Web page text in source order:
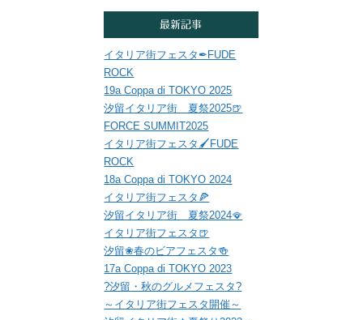
イタリア街フェスタ✒FUDE
ROCK
19a Coppa di TOKYO 2025
汐留イタリア街 夏祭2025🍺
FORCE SUMMIT2025
イタリア街フェスタ🖌FUDE
ROCK
18a Coppa di TOKYO 2024
イタリア街フェスタ🍕
汐留イタリア街 夏祭2024🪭
イタリア街フェスタ🍺
汐留❀春のビアフェスタ🍻
17a Coppa di TOKYO 2023
?汐留・秋のグルメフェスタ?
～イタリア街フェスタ開催～